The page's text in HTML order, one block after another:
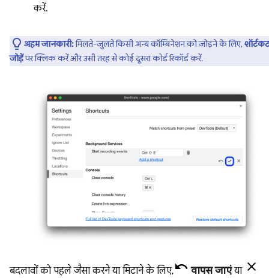
करें.
अहम जानकारी:मिलते-जुलते किसी अन्य कॉम्बिनेशन को जोड़ने के लिए, शॉर्टकट
जोड़ेंपर क्लिक करें और उसी तरह से कोई दूसरा कोर्ड रिकॉर्ड करें.
बदलावों को पहले जैसा करने या मिटाने के लिए, वापस जाएंया